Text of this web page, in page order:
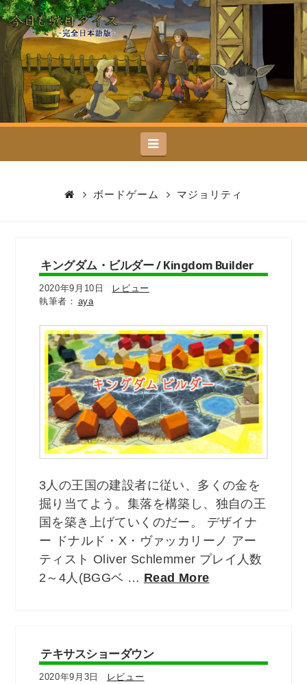
今
日
も
駄
目
Navigation
ボードゲーム マジョリティ
キングダム・ビルダー / Kingdom Builder
2020年9月10日
レビュー
aya
3人の王国の建設者に従い、多くの金を
掘り当てよう。集落を構築し、独自の王
国を築き上げていくのだー。 デザイナ
ー ドナルド・X・ヴァッカリーノ アー
ティスト Oliver Schlemmer プレイ人数
2～4人(BGGベ … Read More
テキサスショーダウン
2020年9月3日
レビュー